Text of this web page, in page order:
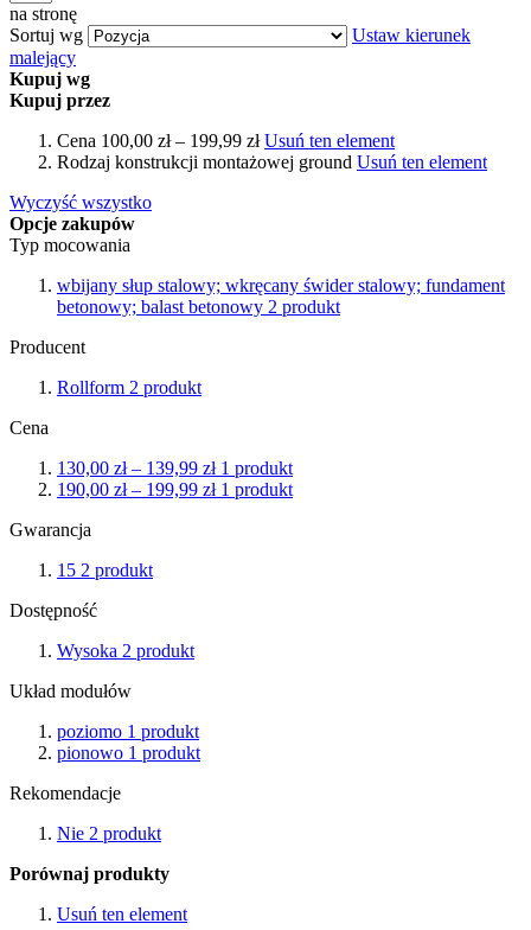
na stronę
Sortuj wg
Ustaw kierunek
malejący
Kupuj wg
Kupuj przez
Cena 100,00 zł – 199,99 zł Usuń ten element
Rodzaj konstrukcji montażowej ground Usuń ten element
Wyczyść wszystko
Opcje zakupów
Typ mocowania
wbijany słup stalowy; wkręcany świder stalowy; fundament
betonowy; balast betonowy 2 produkt
Producent
Rollform 2 produkt
Cena
130,00 zł– 139,99 zł 1 produkt
190,00 zł– 199,99 zł 1 produkt
Gwarancja
15 2 produkt
Dostępność
Wysoka 2 produkt
Układ modułów
poziomo 1 produkt
pionowo 1 produkt
Rekomendacje
Nie 2 produkt
Porównaj produkty
Usuń ten element